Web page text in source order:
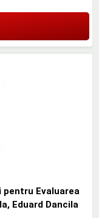
Evaluarea
Eduard Dancila